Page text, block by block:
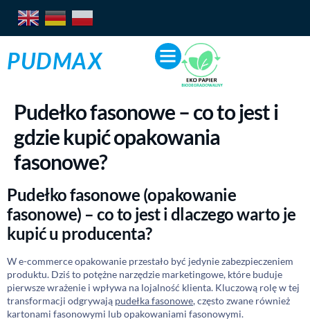
PUDMAX
Pudełko fasonowe – co to jest i
gdzie kupić opakowania
fasonowe?
Pudełko fasonowe (opakowanie
fasonowe) – co to jest i dlaczego warto je
kupić u producenta?
W e-commerce opakowanie przestało być jedynie zabezpieczeniem
produktu. Dziś to potężne narzędzie marketingowe, które buduje
pierwsze wrażenie i wpływa na lojalność klienta. Kluczową rolę w tej
transformacji odgrywają pudełka fasonowe, często zwane również
kartonami fasonowymi lub opakowaniami fasonowymi.